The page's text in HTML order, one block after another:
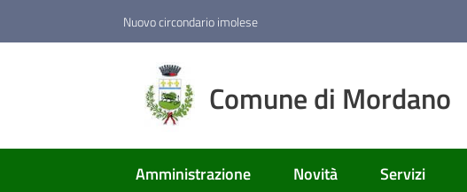
Nuovo circondario imolese
Comune di Mordano
Amministrazione Novità
Menu selezionato
Servizi